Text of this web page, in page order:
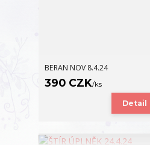
BERAN NOV 8.4.24
390 CZK/ks
Detail